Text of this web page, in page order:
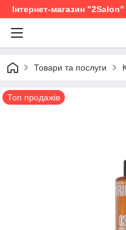
Інтернет-магазин "2Salon"
Товари та послуги
Топ продажів